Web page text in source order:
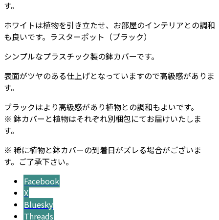
す。
ホワイトは植物を引き立たせ、お部屋のインテリアとの調和
も良いです。ラスターポット（ブラック）
シンプルなプラスチック製の鉢カバーです。
表面がツヤのある仕上げとなっていますので高級感がありま
す。
ブラックはより高級感があり植物との調和もよいです。
※ 鉢カバーと植物はそれぞれ別梱包にてお届けいたしま
す。
※ 稀に植物と鉢カバーの到着日がズレる場合がございま
す。ご了承下さい。
Facebook
X
Bluesky
Threads